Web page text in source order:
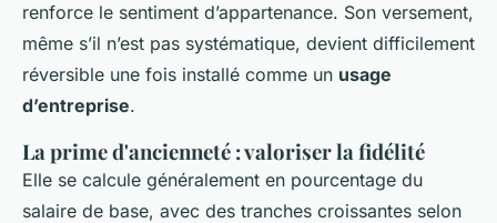
renforce le sentiment d’appartenance. Son versement,
même s’il n’est pas systématique, devient difficilement
réversible une fois installé comme un usage
d’entreprise.
La prime d'ancienneté : valoriser la fidélité
Elle se calcule généralement en pourcentage du
salaire de base, avec des tranches croissantes selon